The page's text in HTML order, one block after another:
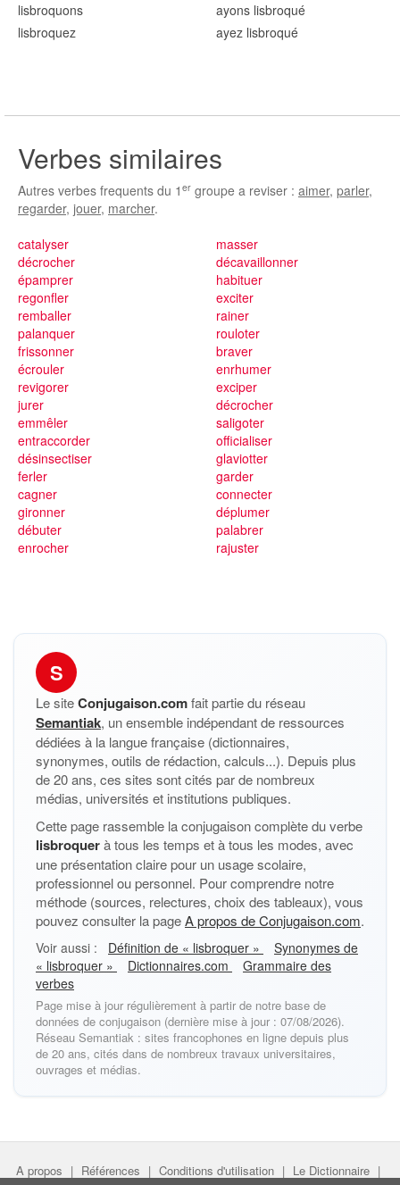
lisbroquons
lisbroquez
ayons lisbroqué
ayez lisbroqué
Verbes similaires
Autres verbes frequents du 1 er groupe a reviser : aimer, parler,
regarder, jouer, marcher.
catalyser
décrocher
épamprer
regonfler
remballer
palanquer
frissonner
écrouler
revigorer
masser
décavaillonner
habituer
exciter
rainer
rouloter
braver
enrhumer
exciper
jurer
emmêler
entraccorder
désinsectiser
ferler
cagner
gironner
débuter
enrocher
décrocher
saligoter
officialiser
glaviotter
garder
connecter
déplumer
palabrer
rajuster
S
Le siteConjugaison.comfait partie du réseau
Semantiak, un ensemble indépendant de ressources
dédiées à la langue française (dictionnaires,
synonymes, outils de rédaction, calculs...). Depuis plus
de 20 ans, ces sites sont cités par de nombreux
médias, universités et institutions publiques.
Cette page rassemble la conjugaison complète du verbe
lisbroquerà tous les temps et à tous les modes, avec
une présentation claire pour un usage scolaire,
professionnel ou personnel. Pour comprendre notre
méthode (sources, relectures, choix des tableaux), vous
pouvez consulter la pageA propos de Conjugaison.com.
Voir aussi : Définition de « lisbroquer »
Synonymes de
« lisbroquer »
Dictionnaires.com
Grammaire des
verbes
Page mise à jour régulièrement à partir de notre base de
données de conjugaison (dernière mise à jour : 07/08/2026).
Réseau Semantiak : sites francophones en ligne depuis plus
de 20 ans, cités dans de nombreux travaux universitaires,
ouvrages et médias.
A propos | Références | Conditions d'utilisation | Le Dictionnaire |